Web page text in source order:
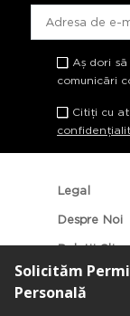
Aș dori
comunicări
Citiți cu
Legal
Despre Noi
Relații
Categorii